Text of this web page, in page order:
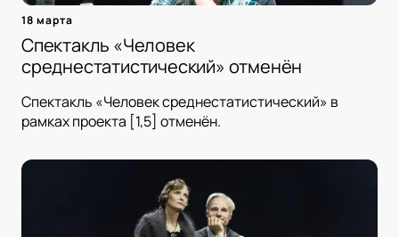
18 марта
Спектакль «Человек
среднестатистический» отменён
Спектакль «Человек среднестатистический» в
рамках проекта [1,5] отменён.